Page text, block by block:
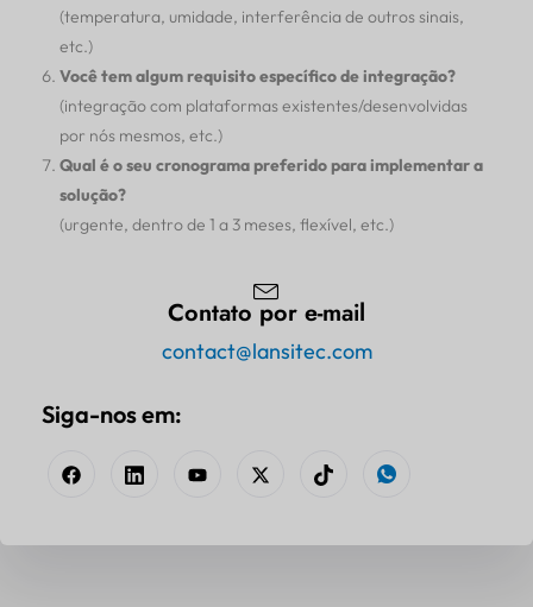
(temperatura, umidade, interferência de outros sinais,
etc.)
Você tem algum requisito específico de integração?
(integração com plataformas existentes/desenvolvidas
por nós mesmos, etc.)
Qual é o seu cronograma preferido para implementar a
solução?
(urgente, dentro de 1 a 3 meses, flexível, etc.)
Contato por e-mail
contact@lansitec.com
Siga-nos em: